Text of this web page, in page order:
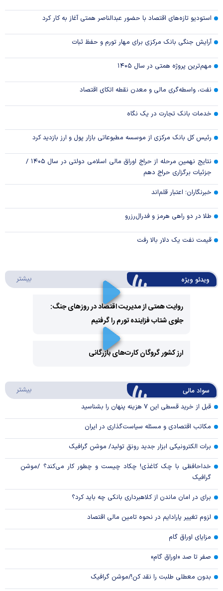
استودیو تازه‌های اقتصاد با حضور عبدالناصر همتی آغاز به کار کرد
آرایش جنگی بانک مرکزی برای مهار تورم و حفظ ثبات
مهم‌ترین پروژه همتی در سال ۱۴۰۵
نفت، واسطه‌گری مالی و معدن نقطه اتکای اقتصاد
خدمات بانک تجارت در یک نگاه
رئیس کل بانک مرکزی از موسسه مطبوعاتی بازار پول و ارز بازدید کرد
نتایج نهمین مرحله از حراج اوراق مالی اسلامی دولتی در سال ۱۴۰۵ /
جزئیات برگزاری حراج دهم
خبرنگاران؛ اعتبار قلم‌اند
طلا در دو راهی هرمز و فدرال‌رزرو
قیمت نفت یک دلار بالا رفت
ویدئو ویژه بیشتر
Play
Video
روایت همتی از مدیریت اقتصاد در روزهای جنگ:
جلوی شتاب فزاینده تورم را گرفتیم
Video
ارز کشور گروگان کارت‌های بازرگانی
سواد مالی بیشتر
قبل از خرید قسطی این ۷ هزینه پنهان را بشناسید
مکاتب اقتصادی و مسئله سیاست‌گذاری در ایران
برات الکترونیکی ابزار جدید رونق تولید/ موشن گرافیک
خداحافظی با چک کاغذی! چکاد چیست و چطور کار می‌کند؟ /موشن
گرافیک
برای در امان ماندن از کلاهبرداری بانکی چه باید کرد؟
لزوم تغییر پارادایم در نحوه تامین مالی اقتصاد
مزایای اوراق گام
صفر تا صد «اوراق گام»
بدون معطلی طلبت را نقد کن!/موشن گرافیک